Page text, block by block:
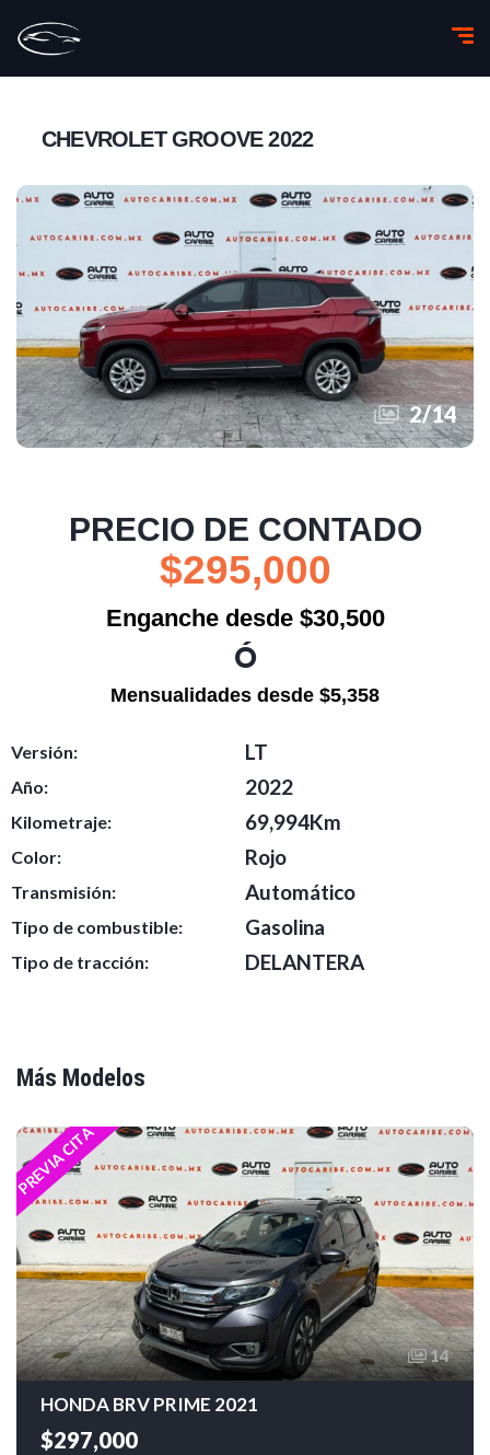
CHEVROLET GROOVE 2022
2/14
PRECIO DE CONTADO
$295,000
Enganche desde $30,500
Ó
Mensualidades desde $5,358
Versión: LT
Año: 2022
Kilometraje: 69,994Km
Color: Rojo
Transmisión: Automático
Tipo de combustible: Gasolina
Tipo de tracción: DELANTERA
Más Modelos
PREVIA CITA
14
HONDA BRV PRIME 2021
$297,000